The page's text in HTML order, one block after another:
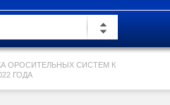
ОРОСИТЕЛЬНЫХ СИСТЕМ К
ГОДА